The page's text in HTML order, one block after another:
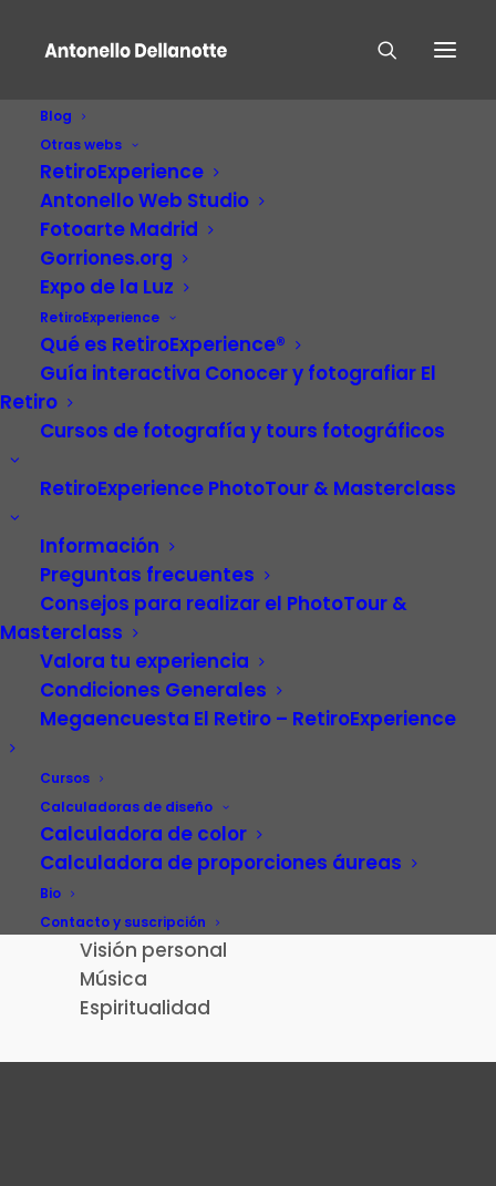
Blog
Otras webs
RetiroExperience
Antonello Web Studio
Fotoarte Madrid
Gorriones.org
Expo de la Luz
RetiroExperience
Qué es RetiroExperience®
Guía interactiva Conocer y fotografiar El
Retiro
Cursos de fotografía y tours fotográficos
RetiroExperience PhotoTour & Masterclass
Información
Preguntas frecuentes
Consejos para realizar el PhotoTour &
Masterclass
Valora tu experiencia
Condiciones Generales
Megaencuesta El Retiro – RetiroExperience
Cursos
Calculadoras de diseño
Calculadora de color
Calculadora de proporciones áureas
Bio
Contacto y suscripción
Parque De El
Capricho
Carrera profesional
Fotografía
Patrimonio cultural
Paisaje de la Luz
El Retiro – RetiroExperience
Visión personal
Música
Espiritualidad